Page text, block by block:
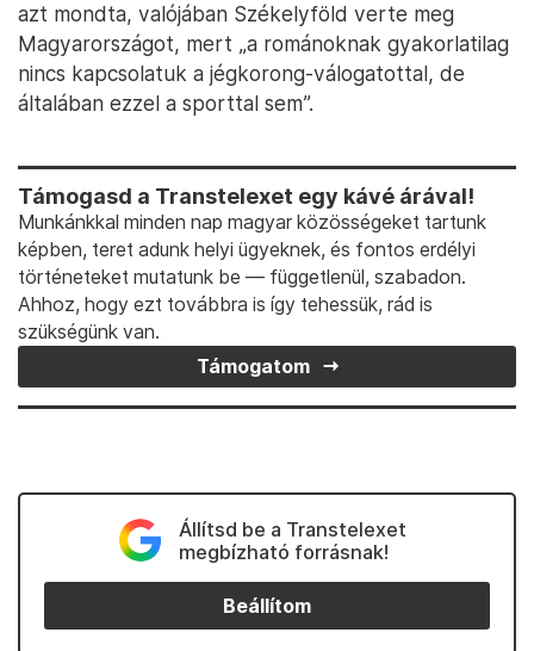
azt mondta, valójában Székelyföld verte meg
Magyarországot, mert „a románoknak gyakorlatilag
nincs kapcsolatuk a jégkorong-válogatottal, de
általában ezzel a sporttal sem”.
Támogasd a Transtelexet egy kávé árával!
Munkánkkal minden nap magyar közösségeket tartunk
képben, teret adunk helyi ügyeknek, és fontos erdélyi
történeteket mutatunk be — függetlenül, szabadon.
Ahhoz, hogy ezt továbbra is így tehessük, rád is
szükségünk van.
Támogatom
Állítsd be a Transtelexet
megbízható forrásnak!
Beállítom